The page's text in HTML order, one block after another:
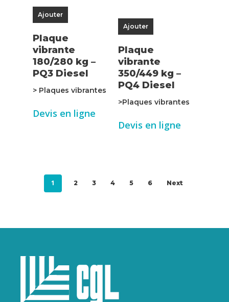
Ajouter
Plaque
vibrante
180/280 kg –
PQ3 Diesel
> Plaques vibrantes
Devis en ligne
Ajouter
Plaque
vibrante
350/449 kg –
PQ4 Diesel
>Plaques vibrantes
Devis en ligne
1 2 3 4 5 6 Next